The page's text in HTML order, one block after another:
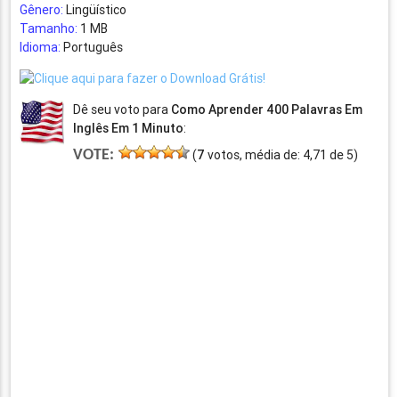
Gênero: Lingüístico
Tamanho: 1 MB
Idioma: Português
Dê seu voto para Como Aprender 400 Palavras Em
Inglês Em 1 Minuto:
VOTE: (7 votos, média de: 4,71 de 5)